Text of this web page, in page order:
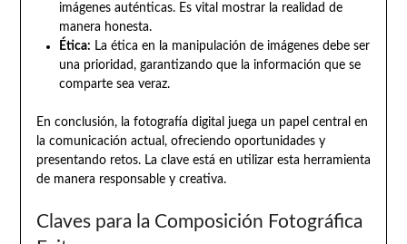
imágenes auténticas. Es vital mostrar la realidad de
manera honesta.
Ética: La ética en la manipulación de imágenes debe ser
una prioridad, garantizando que la información que se
comparte sea veraz.
En conclusión, la fotografía digital juega un papel central en
la comunicación actual, ofreciendo oportunidades y
presentando retos. La clave está en utilizar esta herramienta
de manera responsable y creativa.
Claves para la Composición Fotográfica